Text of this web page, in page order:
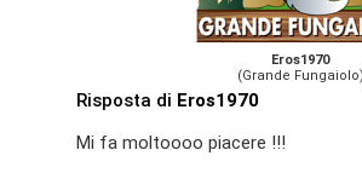
Eros1970
(Grande Fungaiolo)
Risposta di Eros1970
Mi fa moltoooo piacere !!!